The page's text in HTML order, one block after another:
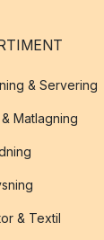
& Servering
Matlagning
& Textil